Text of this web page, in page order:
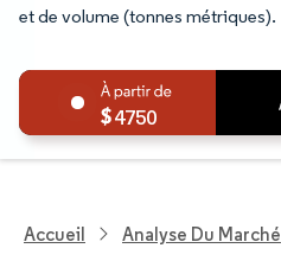
et de volume (tonnes métriques).
4750
Accueil Analyse Du Marché